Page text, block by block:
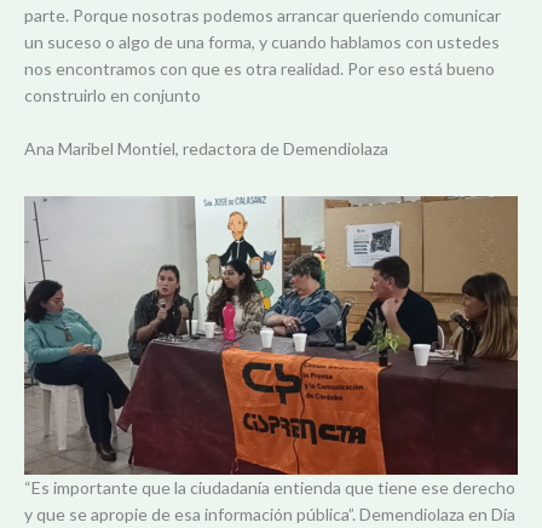
parte. Porque nosotras podemos arrancar queriendo comunicar
un suceso o algo de una forma, y cuando hablamos con ustedes
nos encontramos con que es otra realidad. Por eso está bueno
construirlo en conjunto
Ana Maribel Montiel, redactora de Demendiolaza
“Es importante que la ciudadanía entienda que tiene ese derecho
y que se apropie de esa información pública”. Demendiolaza en Día